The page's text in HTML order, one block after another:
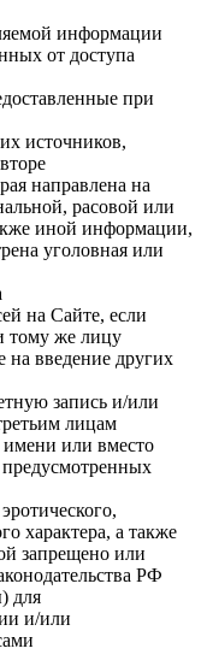
информации
от доступа
при
источников,
направлена на
расовой или
иной информации,
уголовная или
на Сайте, если
тому же лицу
на введение других
запись и/или
лицам
имени или вместо
характера, а также
запрещено или
РФ
для
и/или